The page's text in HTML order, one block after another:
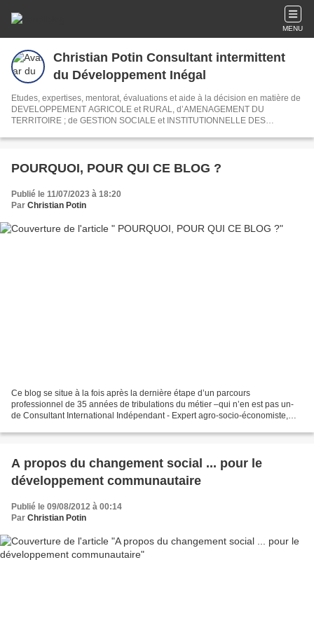
MENU
Christian Potin Consultant intermittent
du Développement Inégal
Etudes, expertises, mentorat, évaluations et aide à la décision en matière de
DEVELOPPEMENT AGRICOLE et RURAL, d’AMENAGEMENT DU
TERRITOIRE ; de GESTION SOCIALE et INSTITUTIONNELLE DES
POURQUOI, POUR QUI CE BLOG ?
Publié le 11/07/2023 à 18:20
Par Christian Potin
Ce blog se situe à la fois après la dernière étape d’un parcours
professionnel de 35 années de tribulations du métier –qui n’en est pas un-
de Consultant International Indépendant - Expert agro-socio-économiste,
A propos du changement social ... pour le
développement communautaire
Publié le 09/08/2012 à 00:14
Par Christian Potin